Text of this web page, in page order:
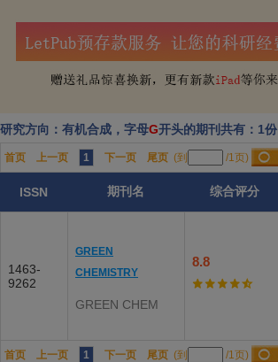
研究方向：有机合成，字母G开头的期刊共有：1份
首页 上一页 1 下一页 尾页 (到 /1页)
ISSN 期刊名 综合评分
1463-
9262
GREEN
CHEMISTRY
GREEN CHEM
8.8
首页 上一页 1 下一页 尾页 (到 /1页)